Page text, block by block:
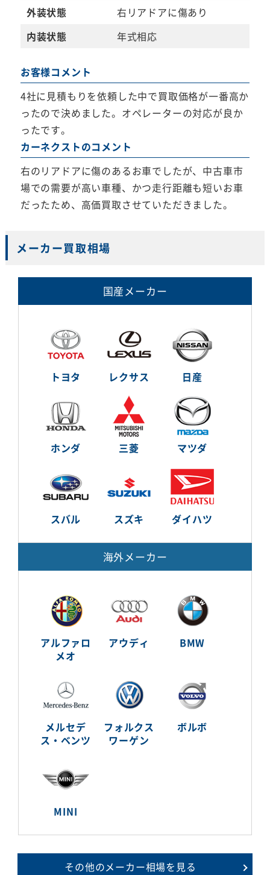
外装状態
右リアドアに傷あり
内装状態
年式相応
お客様コメント
4社に見積もりを依頼した中で買取価格が一番高か
ったので決めました。オペレーターの対応が良か
ったです。
カーネクストのコメント
右のリアドアに傷のあるお車でしたが、中古車市
場での需要が高い車種、かつ走行距離も短いお車
だったため、高価買取させていただきました。
メーカー買取相場
国産メーカー
トヨタ レクサス 日産
ホンダ 三菱 マツダ
スバル スズキ ダイハツ
海外メーカー
アルファロ
メオ
アウディ BMW
メルセデ
ス・ベンツ
フォルクス
ワーゲン
ボルボ
MINI
その他のメーカー相場を見る